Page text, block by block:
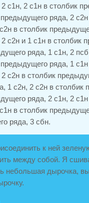
с1н, 2 с1н в столбик
ряда, 2
в столбик
с2н и 1 с1н в столбик
ряда, 1 с1н, 2
ряда, 1
с2н в столбик
1 с2н, 2 с2н в столбик
ряда, 2 с1н, 2
в столбик
ряда, 3 сбн.
к ней
между собой. Я
небольшая дырочка,